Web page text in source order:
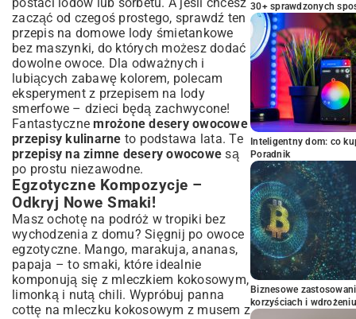
zacząć od czegoś prostego, sprawdź ten
przepis na domowe lody śmietankowe
bez maszynki, do których możesz dodać
dowolne owoce. Dla odważnych i
lubiących zabawę kolorem, polecam
eksperyment z przepisem na lody
smerfowe – dzieci będą zachwycone!
Fantastycznemrożone desery owocowe
przepisy kulinarne to podstawa lata. Te
przepisy na zimne desery owocowe są
po prostu niezawodne.
Egzotyczne Kompozycje –
Odkryj Nowe Smaki!
Masz ochotę na podróż w tropiki bez
wychodzenia z domu? Sięgnij po owoce
egzotyczne. Mango, marakuja, ananas,
papaja – to smaki, które idealnie
komponują się z mleczkiem kokosowym,
limonką i nutą chili. Wypróbuj panna
cottę na mleczku kokosowym z musem z
30+ sprawdzonych
Inteligentny dom: co
Poradnik
Biznesowe
korzyściach i wdrożeniu